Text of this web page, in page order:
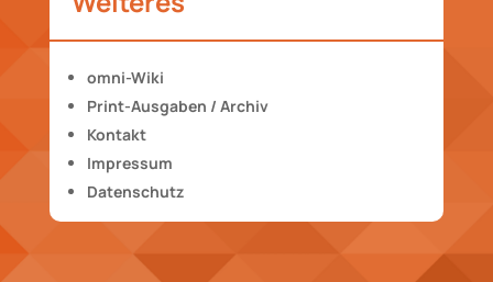
omni-Wiki
Print-Ausgaben / Archiv
Kontakt
Impressum
Datenschutz